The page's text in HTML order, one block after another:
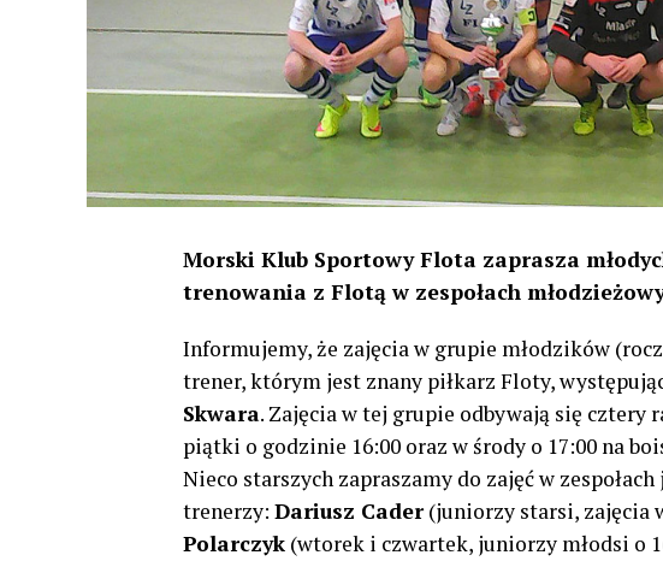
Morski Klub Sportowy Flota zaprasza
trenowania z Flotą w zespołach
Informujemy, że zajęcia w grupie młodzików
trener, którym jest znany piłkarz Floty,
Skwara. Zajęcia w tej grupie odbywają się
piątki o godzinie 16:00 oraz w środy o 17:00 na
Nieco starszych zapraszamy do zajęć w
trenerzy: Dariusz Cader(juniorzy starsi, zajęcia
Polarczyk (wtorek i czwartek, juniorzy młodsi o